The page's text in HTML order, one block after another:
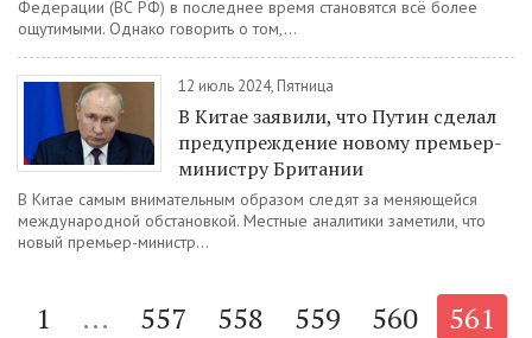
Федерации (ВС РФ) в последнее время становятся всё более
ощутимыми. Однако говорить о том,...
12 июль 2024, Пятница
В Китае заявили, что Путин сделал
предупреждение новому премьер-
министру Британии
В Китае самым внимательным образом следят за меняющейся
международной обстановкой. Местные аналитики заметили, что
новый премьер-министр...
1 ... 557 558 559 560
561